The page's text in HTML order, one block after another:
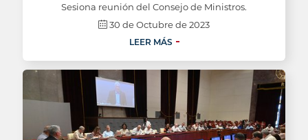
Sesiona reunión del Consejo de Ministros.
30 de Octubre de 2023
LEER MÁS